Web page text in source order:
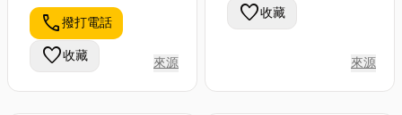
之間操作容易 6.客服人
員親切有熱忱~!
call撥打電話
favorite收藏 來源
favorite收藏
來源